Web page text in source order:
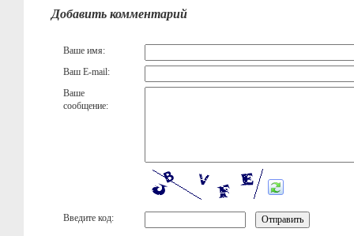
Добавить комментарий
Ваше имя:
Ваш E-mail:
Ваше
сообщение:
Введите код: